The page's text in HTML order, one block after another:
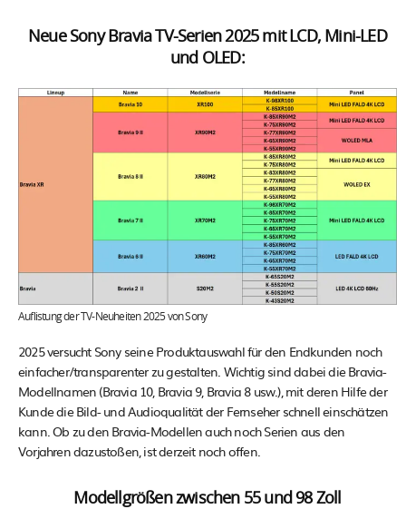
Neue Sony Bravia TV-Serien 2025 mit LCD, Mini-LED
und OLED:
Auflistung der TV-Neuheiten 2025 von Sony
2025 versucht Sony seine Produktauswahl für den Endkunden noch
einfacher/transparenter zu gestalten. Wichtig sind dabei die Bravia-
Modellnamen (Bravia 10, Bravia 9, Bravia 8 usw.), mit deren Hilfe der
Kunde die Bild- und Audioqualität der Fernseher schnell einschätzen
kann. Ob zu den Bravia-Modellen auch noch Serien aus den
Vorjahren dazustoßen, ist derzeit noch offen.
Modellgrößen zwischen 55 und 98 Zoll